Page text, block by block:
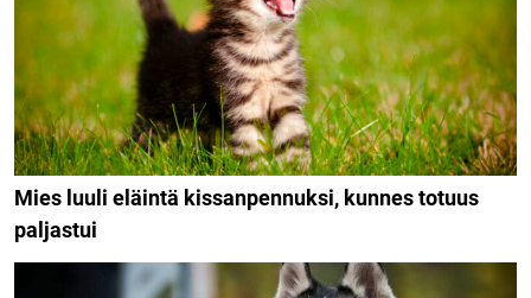
Mies luuli eläintä kissanpennuksi, kunnes totuus
paljastui